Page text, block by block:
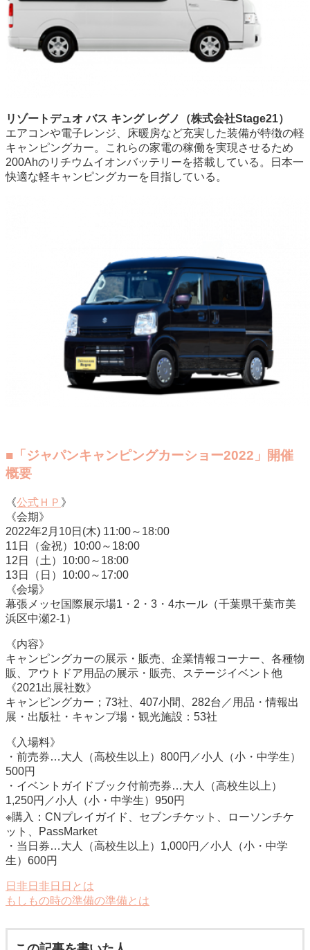
リゾートデュオ バス キング レグノ（株式会社Stage21）
エアコンや電子レンジ、床暖房など充実した装備が特徴の軽
キャンピングカー。これらの家電の稼働を実現させるため
200Ahのリチウムイオンバッテリーを搭載している。日本一
快適な軽キャンピングカーを目指している。
■「ジャパンキャンピングカーショー2022」開催
概要
《公式ＨＰ 》
《会期》
2022年2月10日(木) 11:00～18:00
11日（金祝）10:00～18:00
12日（土）10:00～18:00
13日（日）10:00～17:00
《会場》
幕張メッセ国際展示場1・2・3・4ホール（千葉県千葉市美
浜区中瀬2-1）
《内容》
キャンピングカーの展示・販売、企業情報コーナー、各種物
販、アウトドア用品の展示・販売、ステージイベント他
《2021出展社数》
キャンピングカー；73社、407小間、282台／用品・情報出
展・出版社・キャンプ場・観光施設：53社
《入場料》
・前売券…大人（高校生以上）800円／小人（小・中学生）
500円
・イベントガイドブック付前売券…大人（高校生以上）
1,250円／小人（小・中学生）950円
※購入：CNプレイガイド、セブンチケット、ローソンチケ
ット、PassMarket
・当日券…大人（高校生以上）1,000円／小人（小・中学
生）600円
日非日非日日とは
もしもの時の準備の準備とは